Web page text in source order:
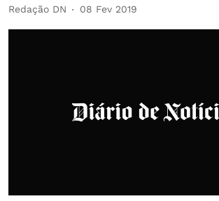
Redação DN 08 Fev 2019